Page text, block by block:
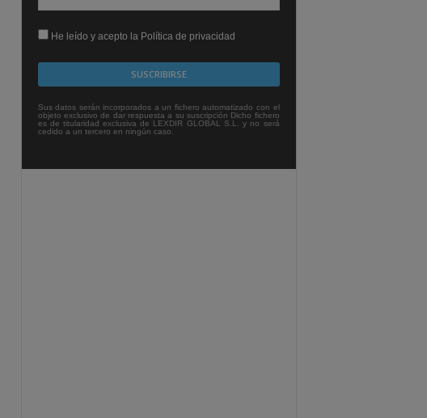
He leído y acepto la Política de privacidad
Sus datos serán incorporados a un fichero automatizado con el
objeto exclusivo de dar respuesta a su suscripción Dicho fichero
es de titularidad exclusiva de LEXDIR GLOBAL S.L. y no será
cedido a un tercero en ningún caso.